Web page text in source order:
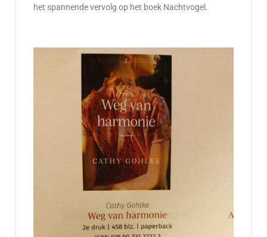
het spannende vervolg op het boek Nachtvogel.